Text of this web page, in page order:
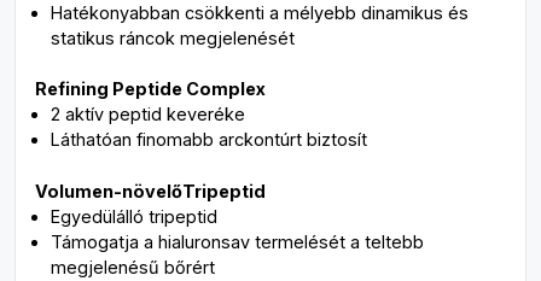
Hatékonyabban csökkenti a mélyebb dinamikus és
statikus ráncok megjelenését​​
Refining Peptide Complex
2 aktív peptid keveréke​
Láthatóan finomabb arckontúrt biztosít​
Volumen-növelőTripeptid
Egyedülálló tripeptid​
Támogatja a hialuronsav termelését a teltebb
megjelenésű bőrért​